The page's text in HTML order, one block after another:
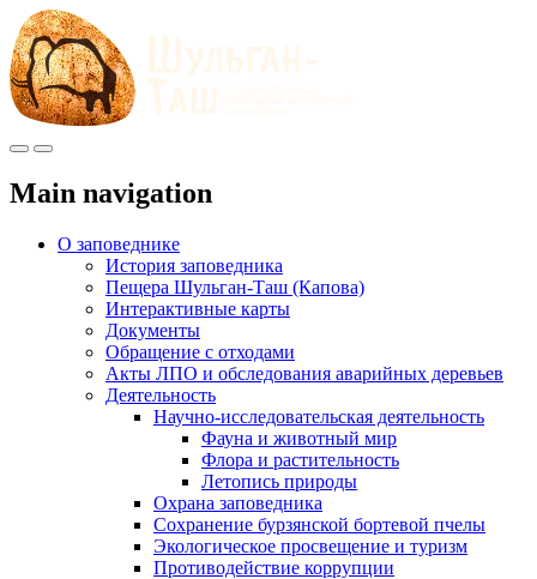
МенюИнфо
Main navigation
О заповеднике
История заповедника
Пещера Шульган-Таш (Капова)
Интерактивные карты
Документы
Обращение с отходами
Акты ЛПО и обследования аварийных деревьев
Деятельность
Научно-исследовательская деятельность
Фауна и животный мир
Флора и растительность
Летопись природы
Охрана заповедника
Сохранение бурзянской бортевой пчелы
Экологическое просвещение и туризм
Противодействие коррупции